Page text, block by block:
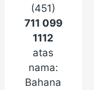
(451)
711 099
1112
atas
nama:
Bahana